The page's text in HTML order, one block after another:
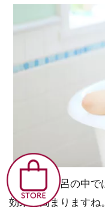
温かいお風呂の中
効果も高まりますね